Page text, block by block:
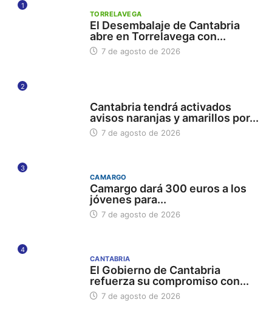
1
TORRELAVEGA
El Desembalaje de Cantabria
abre en Torrelavega con...
7 de agosto de 2026
2
Cantabria tendrá activados
avisos naranjas y amarillos por...
7 de agosto de 2026
3
CAMARGO
Camargo dará 300 euros a los
jóvenes para...
7 de agosto de 2026
4
CANTABRIA
El Gobierno de Cantabria
refuerza su compromiso con...
7 de agosto de 2026